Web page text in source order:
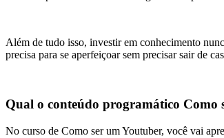
Além de tudo isso, investir em conhecimento
precisa para se aperfeiçoar sem precisar sair de
Qual o conteúdo programático Como
No curso de Como ser um Youtuber, você vai